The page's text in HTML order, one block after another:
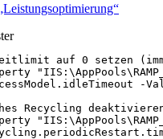
auf 0 setzen
"
-
Recycling
"